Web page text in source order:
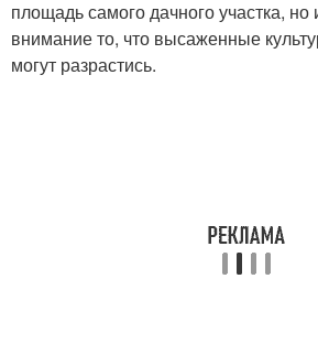
площадь самого дачного участка, но
внимание то, что высаженные
могут разрастись.